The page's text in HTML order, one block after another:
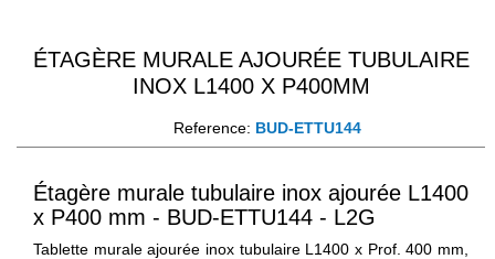
ÉTAGÈRE MURALE AJOURÉE TUBULAIRE
INOX L1400 X P400MM
Reference: BUD-ETTU144
Étagère murale tubulaire inox ajourée L1400
x P400 mm - BUD-ETTU144 - L2G
Tablette murale ajourée inox tubulaire L1400 x Prof. 400 mm,